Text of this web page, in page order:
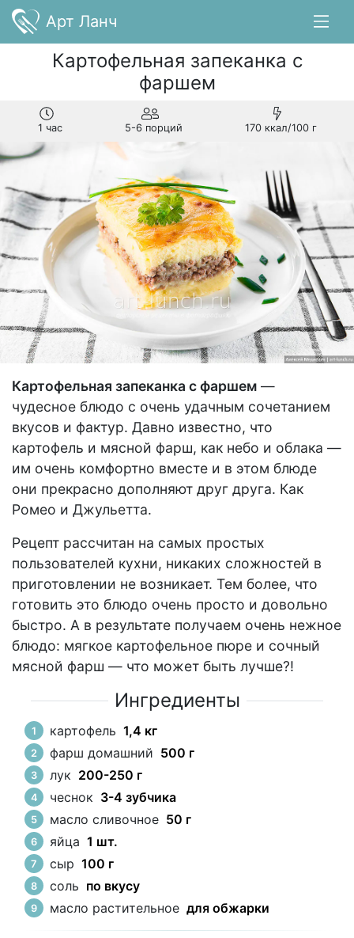
Арт Ланч
Картофельная запеканка с
фаршем
1 час 5-6 порций 170 ккал/100 г
Картофельная запеканка с фаршем —
чудесное блюдо с очень удачным сочетанием
вкусов и фактур. Давно известно, что
картофель и мясной фарш, как небо и облака —
им очень комфортно вместе и в этом блюде
они прекрасно дополняют друг друга. Как
Ромео и Джульетта.
Рецепт рассчитан на самых простых
пользователей кухни, никаких сложностей в
приготовлении не возникает. Тем более, что
готовить это блюдо очень просто и довольно
быстро. А в результате получаем очень нежное
блюдо: мягкое картофельное пюре и сочный
мясной фарш — что может быть лучше?!
Ингредиенты
картофель 1,4 кг
фарш домашний 500 г
лук 200-250 г
чеснок 3-4 зубчика
масло сливочное 50 г
яйца 1 шт.
сыр 100 г
соль по вкусу
масло растительное для обжарки